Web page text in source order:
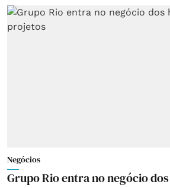
Negócios
Grupo Rio entra no negócio